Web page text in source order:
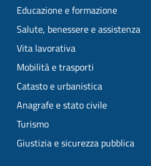
Educazione e formazione
Salute, benessere e assistenza
Vita lavorativa
Mobilità e trasporti
Catasto e urbanistica
Anagrafe e stato civile
Turismo
Giustizia e sicurezza pubblica